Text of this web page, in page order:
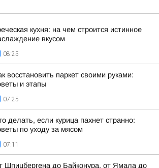
кухня: на чем строится истинное
вкусом
08:25
восстановить паркет своими руками:
и этапы
07:25
делать, если курица пахнет странно:
по уходу за мясом
07:11
Шпицбергена до Байконура, от Ямала до